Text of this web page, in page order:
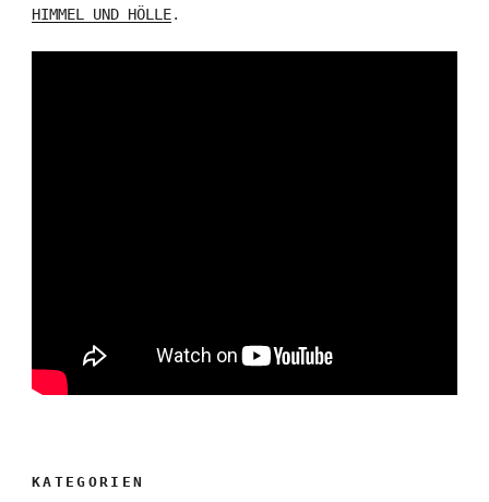
HIMMEL UND HÖLLE.
KATEGORIEN